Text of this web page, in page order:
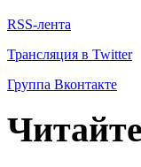
RSS-лента
Трансляция в Twitter
Группа Вконтакте